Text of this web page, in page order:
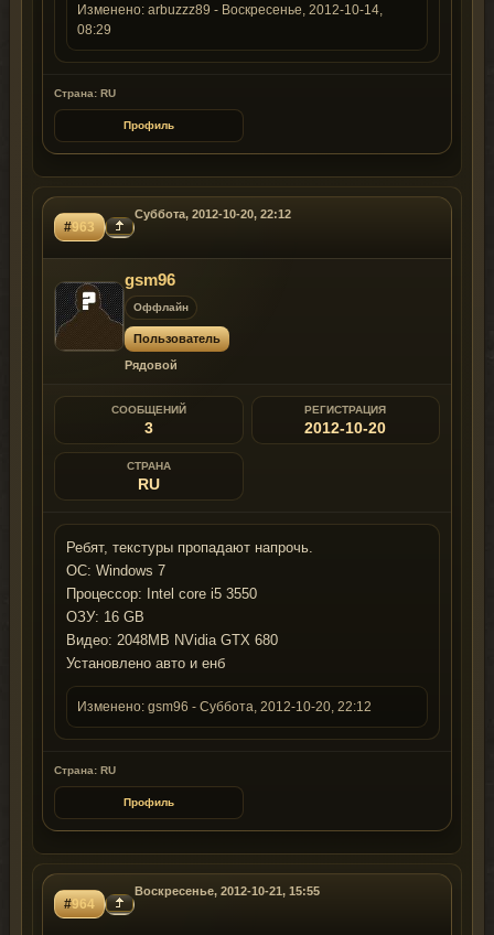
Изменено: arbuzzz89 - Воскресенье, 2012-10-14,
08:29
Страна: RU
Профиль
#963
Суббота, 2012-10-20, 22:12
gsm96
Оффлайн
Пользователь
Рядовой
СООБЩЕНИЙ
3
РЕГИСТРАЦИЯ
2012-10-20
СТРАНА
RU
Ребят, текстуры пропадают напрочь.
ОС: Windows 7
Процессор: Intel core i5 3550
ОЗУ: 16 GB
Видео: 2048MB NVidia GTX 680
Установлено авто и енб
Изменено: gsm96 - Суббота, 2012-10-20, 22:12
Страна: RU
Профиль
#964
Воскресенье, 2012-10-21, 15:55